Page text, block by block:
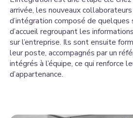
arrivée, les nouveaux
d’intégration composé de quelques
d’accueil regroupant les
sur l’entreprise. Ils sont ensuite
leur poste, accompagnés par un
intégrés à l’équipe, ce qui renforce
d’appartenance.